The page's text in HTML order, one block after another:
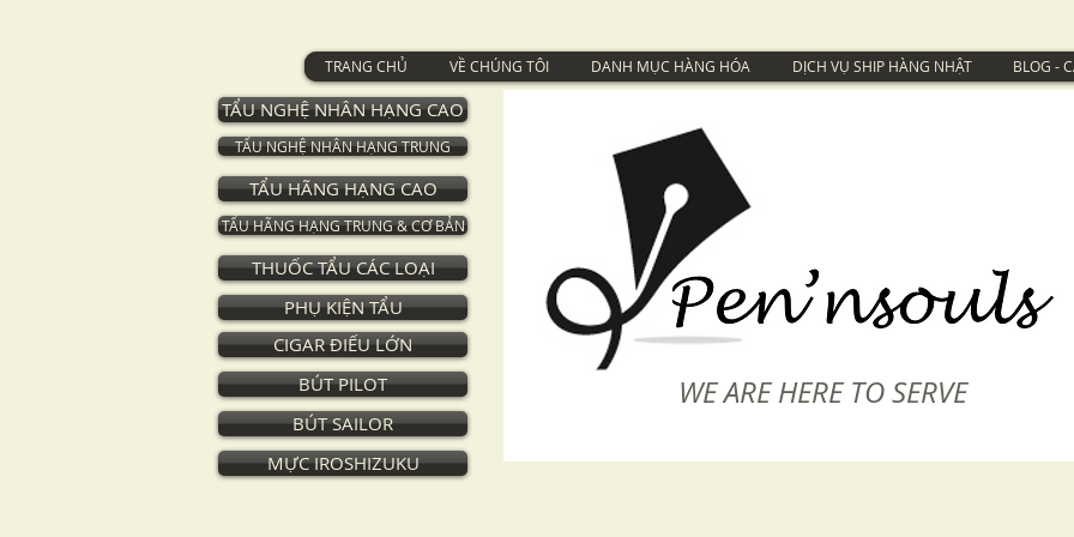
TRANG CHỦ VỀ CHÚNG TÔI DANH MỤC HÀNG HÓA DỊCH VỤ SHIP HÀNG NHẬT BLOG -
TẨU NGHỆ NHÂN HẠNG CAO
TẨU NGHỆ NHÂN HẠNG TRUNG
TẨU HÃNG HẠNG CAO
TẨU HÃNG HẠNG TRUNG & CƠ BẢN
THUỐC TẨU CÁC LOẠI
PHỤ KIỆN TẨU
CIGAR ĐIẾU LỚN
BÚT PILOT
BÚT SAILOR
MỰC IROSHIZUKU
WE ARE HERE TO SERVE